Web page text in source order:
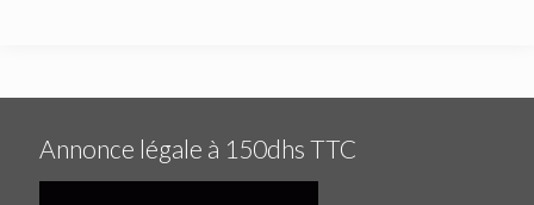
Annonce légale à 150dhs TTC